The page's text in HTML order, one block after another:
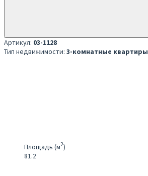
Артикул: 03-1128
Тип недвижимости: 3-комнатные квартиры
Площадь (м2)
81.2